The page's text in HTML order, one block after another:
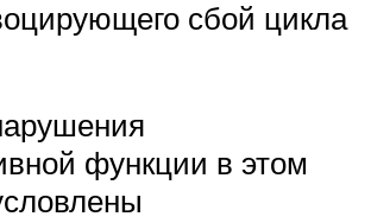
сбой цикла
функции в этом